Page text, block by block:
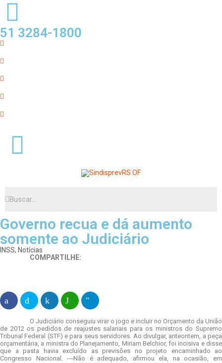
51 3284-1800
Governo recua e dá aumento
somente ao Judiciário
INSS, Notícias
COMPARTILHE:
O Judiciário conseguiu virar o jogo e incluir no Orçamento da União
de 2012 os pedidos de reajustes salariais para os ministros do Supremo
Tribunal Federal (STF) e para seus servidores. Ao divulgar, anteontem, a peça
orçamentária, a ministra do Planejamento, Miriam Belchior, foi incisiva e disse
que a pasta havia excluído as previsões no projeto encaminhado ao
Congresso Nacional. ―Não é adequado, afirmou ela, na ocasião, em